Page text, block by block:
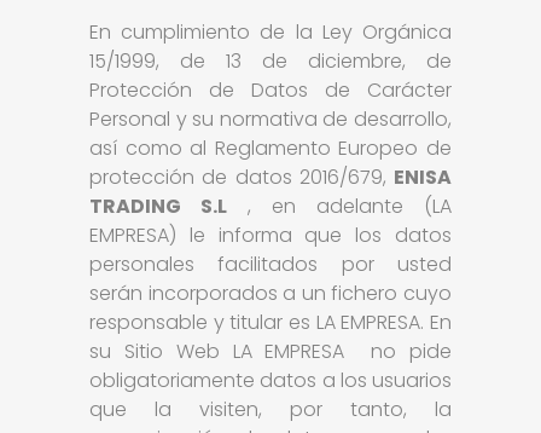
En cumplimiento de la Ley Orgánica
15/1999, de 13 de diciembre, de
Protección de Datos de Carácter
Personal y su normativa de desarrollo,
así como al Reglamento Europeo de
protección de datos 2016/679, ENISA
TRADING S.L , en adelante (LA
EMPRESA) le informa que los datos
personales facilitados por usted
serán incorporados a un fichero cuyo
responsable y titular es LA EMPRESA. En
su Sitio Web LA EMPRESA no pide
obligatoriamente datos a los usuarios
que la visiten, por tanto, la